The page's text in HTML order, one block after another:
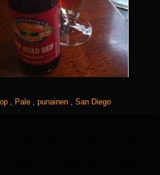
Pale punainen San Diego